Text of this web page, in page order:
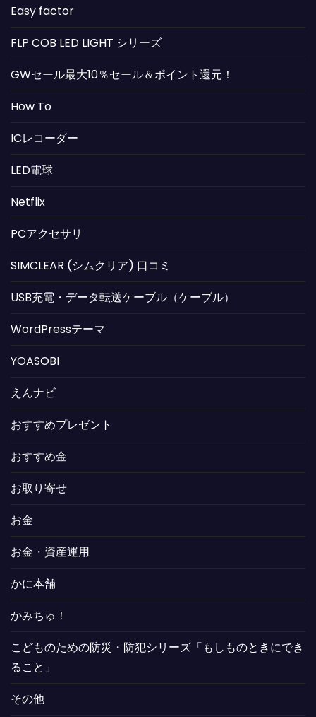
Easy factor
FLP COB LED LIGHT シリーズ
GWセール最大10％セール＆ポイント還元！
How To
ICレコーダー
LED電球
Netflix
PCアクセサリ
SIMCLEAR (シムクリア) 口コミ
USB充電・データ転送ケーブル（ケーブル）
WordPressテーマ
YOASOBI
えんナビ
おすすめプレゼント
おすすめ金
お取り寄せ
お金
お金・資産運用
かに本舗
かみちゅ！
こどものための防災・防犯シリーズ「もしものときにでき
ること」
その他